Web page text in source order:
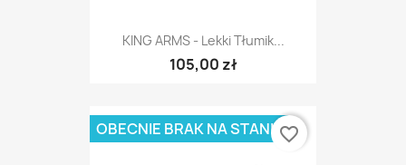
KING ARMS - Lekki Tłumik...
105,00 zł
OBECNIE BRAK NA STANIEfavorite_border